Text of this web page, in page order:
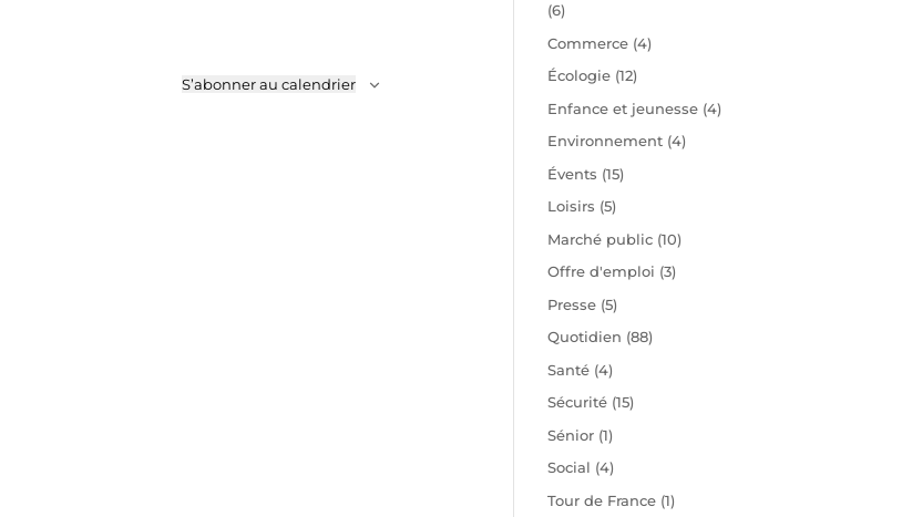
S’abonner au calendrier
(6)
Commerce (4)
Écologie (12)
Enfance et jeunesse (4)
Environnement (4)
Évents (15)
Loisirs (5)
Marché public (10)
Offre d'emploi (3)
Presse (5)
Quotidien (88)
Santé (4)
Sécurité (15)
Sénior (1)
Social (4)
Tour de France (1)